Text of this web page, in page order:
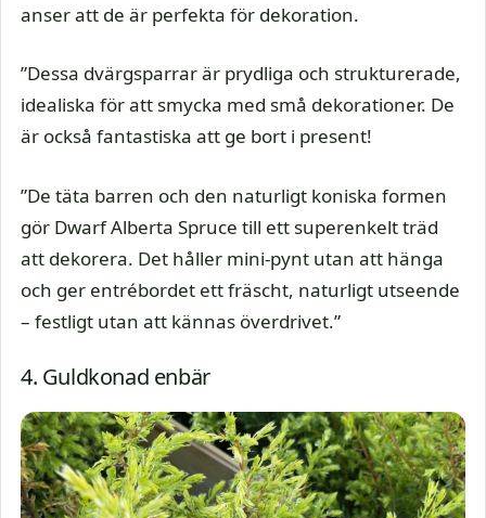
anser att de är perfekta för dekoration.
”Dessa dvärgsparrar är prydliga och strukturerade,
idealiska för att smycka med små dekorationer. De
är också fantastiska att ge bort i present!
”De täta barren och den naturligt koniska formen
gör Dwarf Alberta Spruce till ett superenkelt träd
att dekorera. Det håller mini-pynt utan att hänga
och ger entrébordet ett fräscht, naturligt utseende
– festligt utan att kännas överdrivet.”
4. Guldkonad enbär